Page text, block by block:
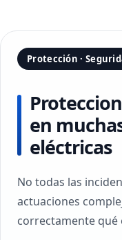
Protección ·
en
eléctricas
No todas las
actuaciones
correctamente qué